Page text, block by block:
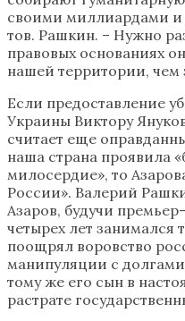
своими миллиардами и
тов. Рашкин. – Нужно
правовых основаниях
нашей территории, чем
Если предоставление
Украины Виктору
считает еще
наша страна проявила
милосердие», то
России». Валерий
Азаров, будучи
четырех лет занимался
поощрял воровство
манипуляции с
тому же его сын в
растрате